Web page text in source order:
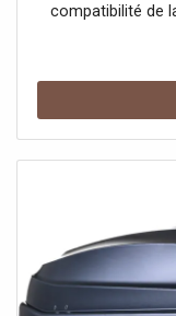
compatibilité de